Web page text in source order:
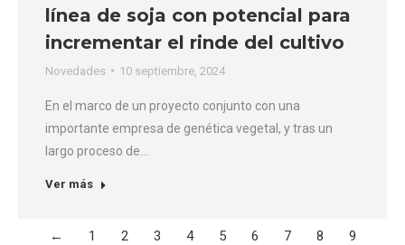
línea de soja con potencial para
incrementar el rinde del cultivo
Novedades 10 septiembre, 2024
En el marco de un proyecto conjunto con una
importante empresa de genética vegetal, y tras un
largo proceso de…
Ver más
← 1 2 3 4 5 6 7 8
9